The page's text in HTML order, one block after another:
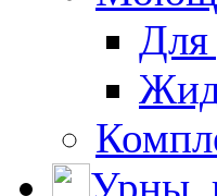
Для
Урны,